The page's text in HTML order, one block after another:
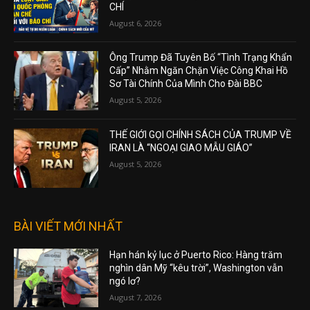
CHÍ
August 6, 2026
Ông Trump Đã Tuyên Bố “Tình Trạng Khẩn
Cấp” Nhằm Ngăn Chặn Việc Công Khai Hồ
Sơ Tài Chính Của Mình Cho Đài BBC
August 5, 2026
THẾ GIỚI GỌI CHÍNH SÁCH CỦA TRUMP VỀ
IRAN LÀ “NGOẠI GIAO MẪU GIÁO”
August 5, 2026
BÀI VIẾT MỚI NHẤT
Hạn hán kỷ lục ở Puerto Rico: Hàng trăm
nghìn dân Mỹ “kêu trời”, Washington vẫn
ngó lơ?
August 7, 2026